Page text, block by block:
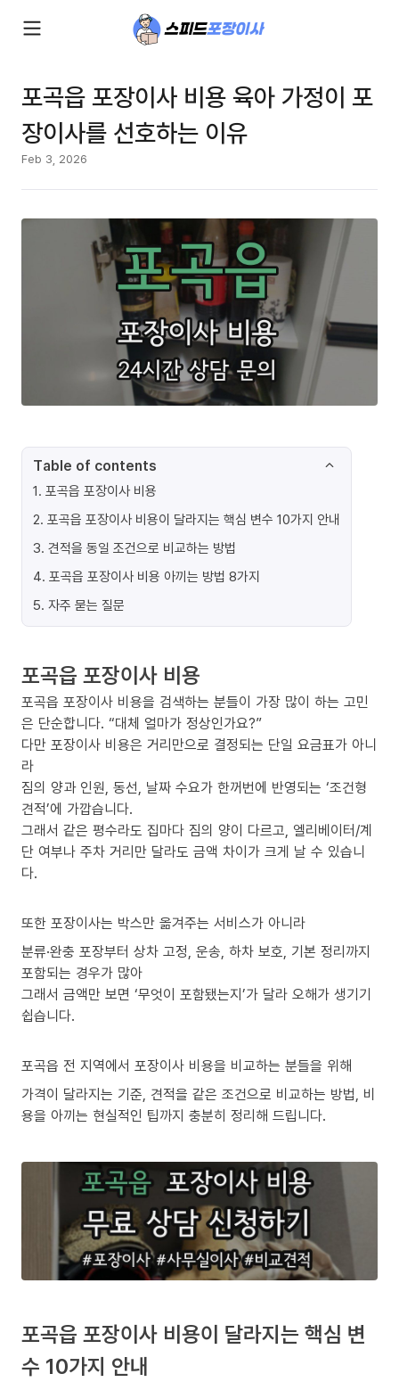
포곡읍 포장이사 비용 육아 가정이 포
장이사를 선호하는 이유
Feb 3, 2026
Table of contents
1. 포곡읍 포장이사 비용
2. 포곡읍 포장이사 비용이 달라지는 핵심 변수 10가지 안내
3. 견적을 동일 조건으로 비교하는 방법
4. 포곡읍 포장이사 비용 아끼는 방법 8가지
5. 자주 묻는 질문
포곡읍 포장이사 비용
포곡읍 포장이사 비용을 검색하는 분들이 가장 많이 하는 고민
은 단순합니다. “대체 얼마가 정상인가요?”
다만 포장이사 비용은 거리만으로 결정되는 단일 요금표가 아니
라
짐의 양과 인원, 동선, 날짜 수요가 한꺼번에 반영되는 ‘조건형
견적’에 가깝습니다.
그래서 같은 평수라도 집마다 짐의 양이 다르고, 엘리베이터/계
단 여부나 주차 거리만 달라도 금액 차이가 크게 날 수 있습니
다.
또한 포장이사는 박스만 옮겨주는 서비스가 아니라
분류·완충 포장부터 상차 고정, 운송, 하차 보호, 기본 정리까지
포함되는 경우가 많아
그래서 금액만 보면 ‘무엇이 포함됐는지’가 달라 오해가 생기기
쉽습니다.
포곡읍 전 지역에서 포장이사 비용을 비교하는 분들을 위해
가격이 달라지는 기준, 견적을 같은 조건으로 비교하는 방법, 비
용을 아끼는 현실적인 팁까지 충분히 정리해 드립니다.
포곡읍 포장이사 비용이 달라지는 핵심 변
수 10가지 안내